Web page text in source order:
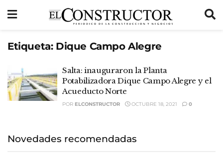
Etiqueta: Dique Campo Alegre
Salta: inauguraron la Planta
Potabilizadora Dique Campo Alegre y el
Acueducto Norte
POR ELCONSTRUCTOR OCTUBRE 18, 2021 0
Novedades recomendadas